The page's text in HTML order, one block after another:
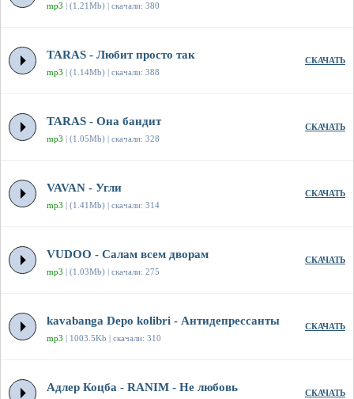
mp3 | (1.21Mb) | скачали: 380
TARAS - Любит просто так
mp3 | (1.14Mb) | скачали: 388
СКАЧАТЬ
TARAS - Она бандит
mp3 | (1.05Mb) | скачали: 328
СКАЧАТЬ
VAVAN - Угли
mp3 | (1.41Mb) | скачали: 314
СКАЧАТЬ
VUDOO - Салам всем дворам
mp3 | (1.03Mb) | скачали: 275
СКАЧАТЬ
kavabanga Depo kolibri - Антидепрессанты
mp3 | 1003.5Kb | скачали: 310
СКАЧАТЬ
Адлер Коцба - RANIM - Не любовь СКАЧАТЬ